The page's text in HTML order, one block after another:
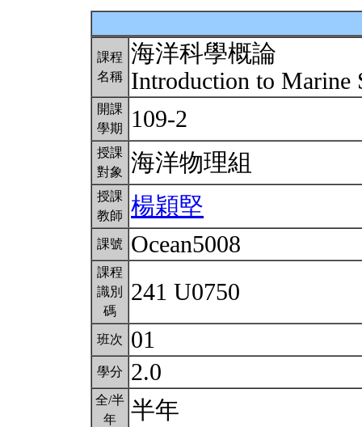
課程
名稱
海洋科學概論
Introduction to Marine
開課
學期
109-2
授課
對象
海洋物理組
授課
教師
楊穎堅
課號 Ocean5008
課程
識別
碼
241 U0750
班次 01
學分 2.0
全/半
年
半年